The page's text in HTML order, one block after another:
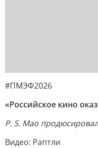
#ПМЭФ2026
«Российское кино
P. S. Мао
Видео: Раптли